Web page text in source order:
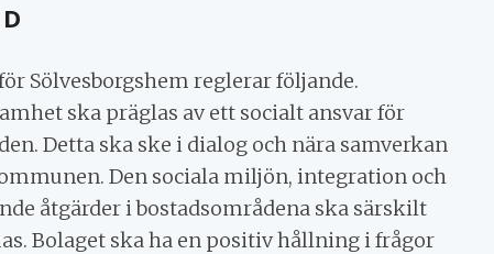
Sölvesborgshem reglerar följande.
ska präglas av ett socialt ansvar för
Detta ska ske i dialog och nära samverkan
Den sociala miljön, integration och
åtgärder i bostadsområdena ska särskilt
Bolaget ska ha en positiv hållning i frågor